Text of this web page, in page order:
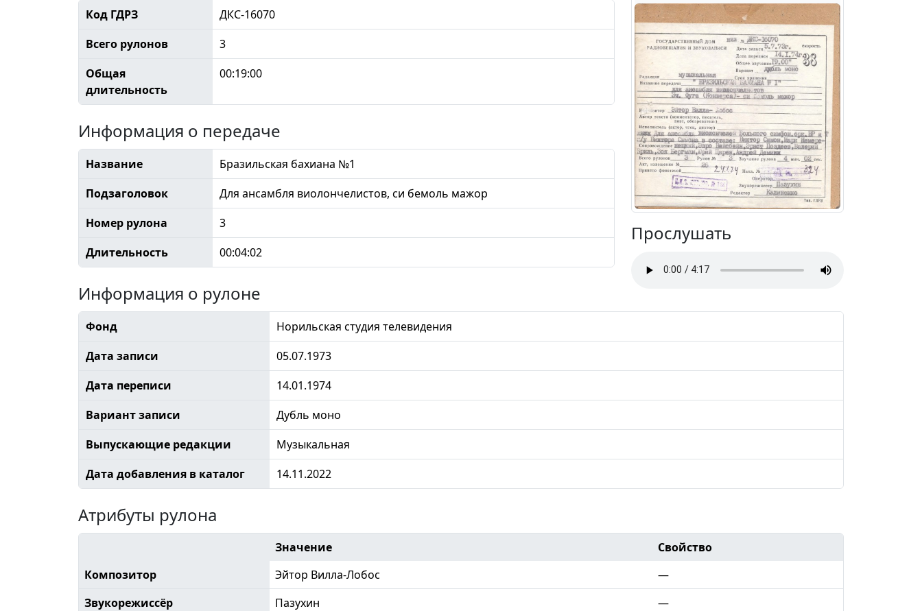
Прослушать
Код ГДРЗ
ДКС-16070
Всего рулонов
3
Общая
длительность
00:19:00
Информация о передаче
Название
Бразильская бахиана №1
Подзаголовок
Для ансамбля виолончелистов, си бемоль мажор
Номер рулона
3
Длительность
00:04:02
Информация о рулоне
Фонд
Норильская студия телевидения
Дата записи
05.07.1973
Дата переписи
14.01.1974
Вариант записи
Дубль моно
Выпускающие редакции
Музыкальная
Дата добавления в каталог
14.11.2022
Атрибуты рулона
Значение
Свойство
Композитор
Эйтор Вилла-Лобос
—
Звукорежиссёр
Пазухин
—